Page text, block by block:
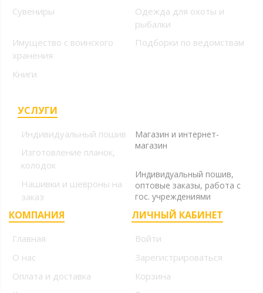
Сувениры
Одежда для охоты и
рыбалки
Имущество с воинского
хранения
Подборки по ведомствам
Книги
УСЛУГИ
Индивидуальный пошив
Изготовление планок,
колодок
Нашивки и шевроны на
заказ
Магазин и интернет-
магазин
Индивидуальный пошив,
оптовые заказы, работа с
гос. учреждениями
КОМПАНИЯ
Главная
О нас
Оплата и доставка
ЛИЧНЫЙ КАБИНЕТ
Войти
Зарегистрироваться
Корзина